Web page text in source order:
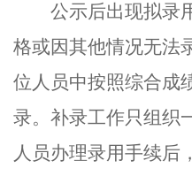
公示后出现拟录
格或因其他情况无法
位人员中按照综合成
录。补录工作只组织
人员办理录用手续后